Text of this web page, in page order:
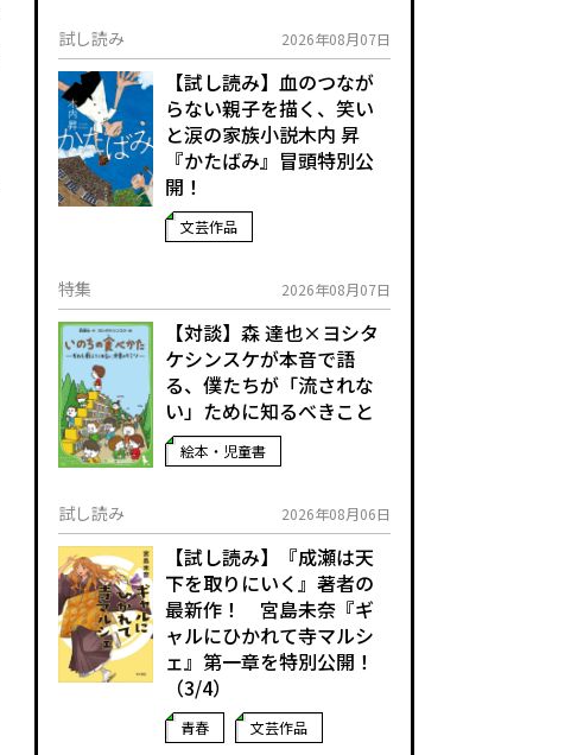
試し読み 2026年08月07日
【試し読み】血のつなが
らない親子を描く、笑い
と涙の家族小説――木内 昇
『かたばみ』冒頭特別公
開！
文芸作品
特集 2026年08月07日
【対談】森 達也×ヨシタ
ケシンスケが本音で語
る、僕たちが「流されな
い」ために知るべきこと
絵本・児童書
試し読み 2026年08月06日
【試し読み】『成瀬は天
下を取りにいく』著者の
最新作！ 宮島未奈『ギ
ャルにひかれて寺マルシ
ェ』第一章を特別公開！
（3/4）
青春 文芸作品